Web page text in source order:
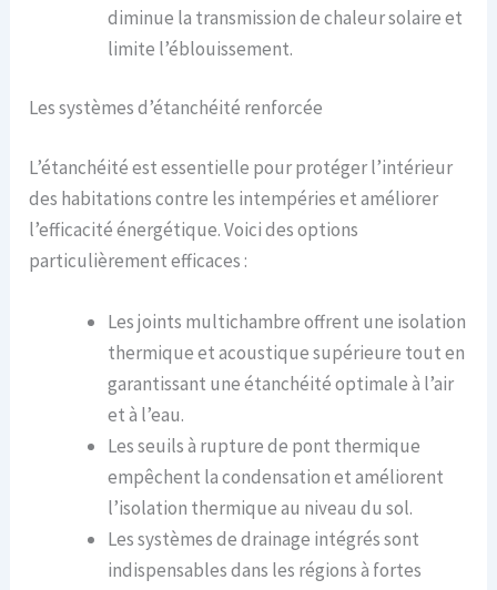
diminue la transmission de chaleur solaire et
limite l’éblouissement.
Les systèmes d’étanchéité renforcée
L’étanchéité est essentielle pour protéger l’intérieur
des habitations contre les intempéries et améliorer
l’efficacité énergétique. Voici des options
particulièrement efficaces :
Les joints multichambre offrent une isolation
thermique et acoustique supérieure tout en
garantissant une étanchéité optimale à l’air
et à l’eau.
Les seuils à rupture de pont thermique
empêchent la condensation et améliorent
l’isolation thermique au niveau du sol.
Les systèmes de drainage intégrés sont
indispensables dans les régions à fortes